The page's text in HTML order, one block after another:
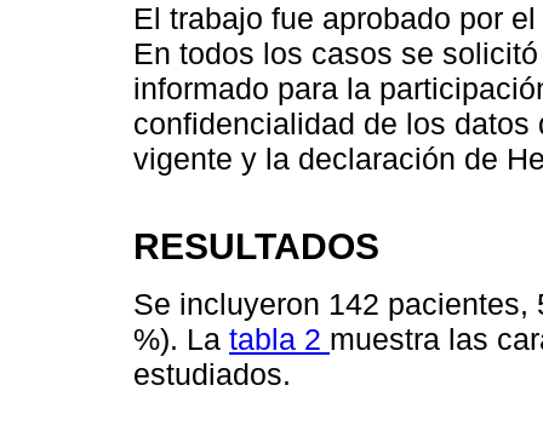
El trabajo fue aprobado por
En todos los casos se
informado para la
confidencialidad de los
vigente y la declaración de
RESULTADOS
Se incluyeron 142 pacientes,
%). La tabla 2 muestra las
estudiados.